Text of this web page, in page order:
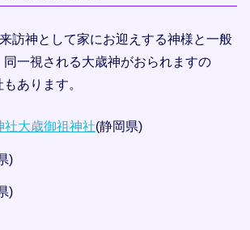
訪神として家にお迎えする神様と一般
一視される大歳神がおられますの
あります。
社大歳御祖神社(静岡県)
)
)